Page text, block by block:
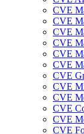
CVE
CVE
CVE
CVE
CVE
CVE
CVE
CVE
CVE
CVE
CVE
CVE